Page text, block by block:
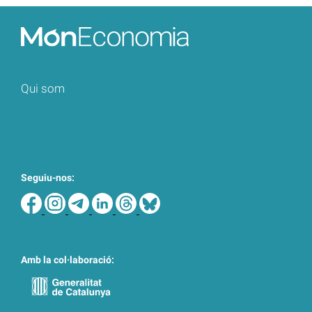
Qui som
Seguiu-nos:
Amb la col·laboració: